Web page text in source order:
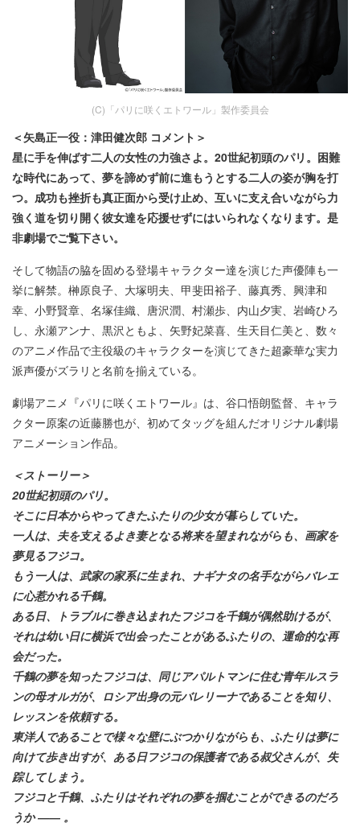
(C)「パリに咲くエトワール」製作委員会
＜矢島正一役：津田健次郎 コメント＞
星に手を伸ばす二人の女性の力強さよ。20世紀初頭のパリ。困難
な時代にあって、夢を諦めず前に進もうとする二人の姿が胸を打
つ。成功も挫折も真正面から受け止め、互いに支え合いながら力
強く道を切り開く彼女達を応援せずにはいられなくなります。是
非劇場でご覧下さい。
そして物語の脇を固める登場キャラクター達を演じた声優陣も一
挙に解禁。榊原良子、大塚明夫、甲斐田裕子、藤真秀、興津和
幸、小野賢章、名塚佳織、唐沢潤、村瀬歩、内山夕実、岩崎ひろ
し、永瀬アンナ、黒沢ともよ、矢野妃菜喜、生天目仁美と、数々
のアニメ作品で主役級のキャラクターを演じてきた超豪華な実力
派声優がズラリと名前を揃えている。
劇場アニメ『パリに咲くエトワール』は、谷口悟朗監督、キャラ
クター原案の近藤勝也が、初めてタッグを組んだオリジナル劇場
アニメーション作品。
＜ストーリー＞
20世紀初頭のパリ。
そこに日本からやってきたふたりの少女が暮らしていた。
一人は、夫を支えるよき妻となる将来を望まれながらも、画家を
夢見るフジコ。
もう一人は、武家の家系に生まれ、ナギナタの名手ながらバレエ
に心惹かれる千鶴。
ある日、トラブルに巻き込まれたフジコを千鶴が偶然助けるが、
それは幼い日に横浜で出会ったことがあるふたりの、運命的な再
会だった。
千鶴の夢を知ったフジコは、同じアパルトマンに住む青年ルスラ
ンの母オルガが、ロシア出身の元バレリーナであることを知り、
レッスンを依頼する。
東洋人であることで様々な壁にぶつかりながらも、ふたりは夢に
向けて歩き出すが、ある日フジコの保護者である叔父さんが、失
踪してしまう。
フジコと千鶴、ふたりはそれぞれの夢を掴むことができるのだろ
うか ―― 。